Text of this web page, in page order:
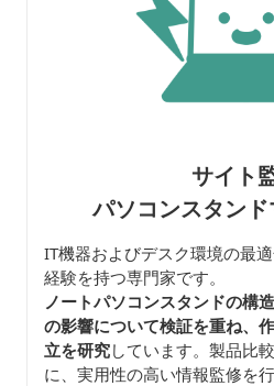
サイト
パソコンスタン
IT機器およびデスク環境の最
経験を持つ専門家です。
ノートパソコンスタンドの構
の影響について検証を重ね、
立を研究しています。製品比
に、実用性の高い情報監修を行